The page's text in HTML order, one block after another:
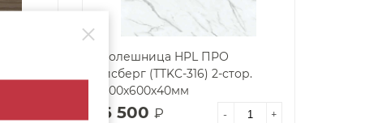
Столешница HPL ПРО
Айсберг (TTKC-316) 2-стор.
3000х600х40мм
16 500 ₽ - +